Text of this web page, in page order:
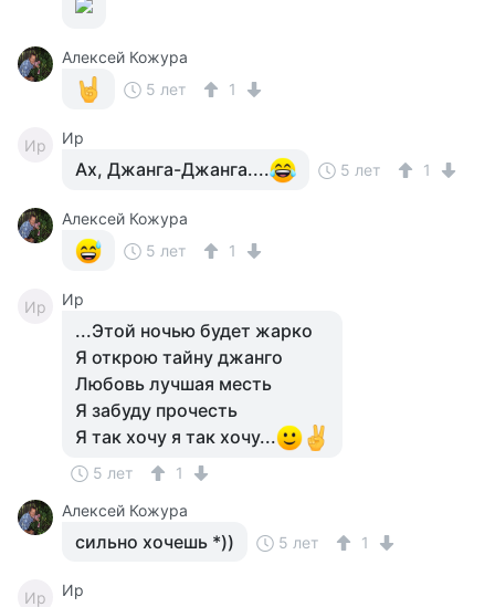
Алексей Кожура
5 лет
1
Ир Ир
Ах, Джанга-Джанга.... 5 лет 1
Алексей Кожура
5 лет
1
Ир Ир
...Этой ночью будет жарко
Я открою тайну джанго
Любовь лучшая месть
Я забуду прочесть
Я так хочу я так хочу...
5 лет
1
Алексей Кожура
сильно хочешь *)) 5 лет 1
Ир
Ир